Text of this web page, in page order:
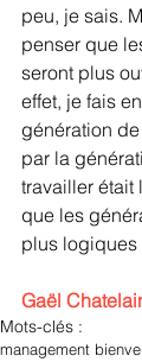
peu, je sais.
penser que
seront plus
effet, je fais
génération
par la
travailler était
que les
plus logiques
Gaël
Mots-clés :
management